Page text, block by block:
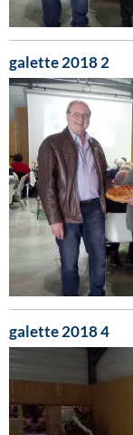
galette 2018 2
galette 2018 4